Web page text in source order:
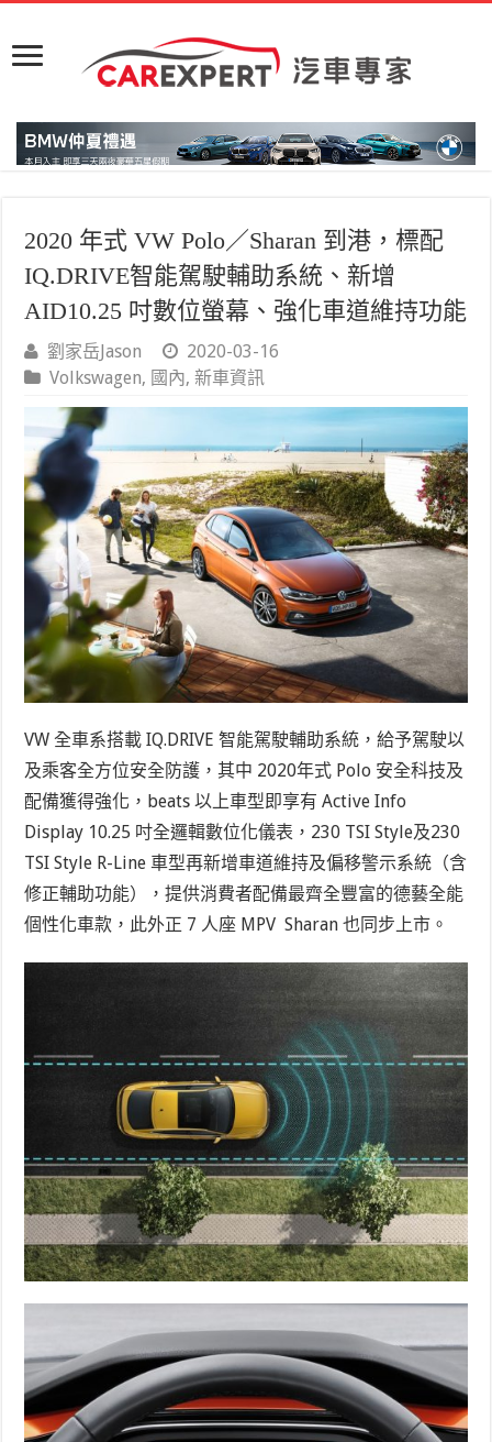
2020 年式 VW Polo／Sharan 到港，標配
IQ.DRIVE智能駕駛輔助系統、新增
AID10.25 吋數位螢幕、強化車道維持功能
劉家岳Jason
2020-03-16
Volkswagen, 國內,新車資訊
VW 全車系搭載 IQ.DRIVE 智能駕駛輔助系統，給予駕駛以
及乘客全方位安全防護，其中 2020年式 Polo 安全科技及
配備獲得強化，beats 以上車型即享有 Active Info
Display 10.25 吋全邏輯數位化儀表，230 TSI Style及230
TSI Style R-Line 車型再新增車道維持及偏移警示系統（含
修正輔助功能），提供消費者配備最齊全豐富的德藝全能
個性化車款，此外正 7 人座 MPV Sharan 也同步上市。